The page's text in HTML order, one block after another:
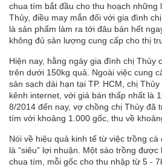
chua tím bắt đầu cho thu hoạch những
Thủy, điều may mắn đối với gia đình
là sản phẩm làm ra tới đâu bán hết
không đủ sản lượng cung cấp cho thị
Hiện nay, hằng ngày gia đình chị Thủy
trên dưới 150kg quả. Ngoài việc cung
sản sạch dài hạn tại TP. HCM, chị
kênh internet, với giá bán thấp nhất là
8/2014 đến nay, vợ chồng chị Thủy đã
tím với khoảng 1.000 gốc, thu về
Nói về hiệu quả kinh tế từ việc trồng
là “siêu” lợi nhuận. Một sào trồng
chua tím, mỗi gốc cho thu nhập từ 5 -